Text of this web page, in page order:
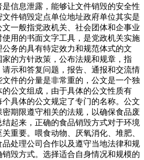
信息泄露，能够让文件销毁的安全性
件销毁定点单位地址政府单位其实是
一般指党政机关、社会团体和企事业
用的书面文字工具，是党政机关实施
务的具有特定效力和规范体式的文
的方针政策，公布法规和规章，指
示和答复问题，报告、通报和交流情
件的分量是非常重的，公文是一个独
公文组成，由于具体的公文性质有
具体的公文规定了专门的名称。公文
期限遵守相关的法规，以确保食品废
起来，正确的食品销毁方式对于环境
重要。喂食动物、厌氧消化、堆肥、
处理公司合作以及遵守当地法律和规
毁方式。选择适合自身情况和规模的